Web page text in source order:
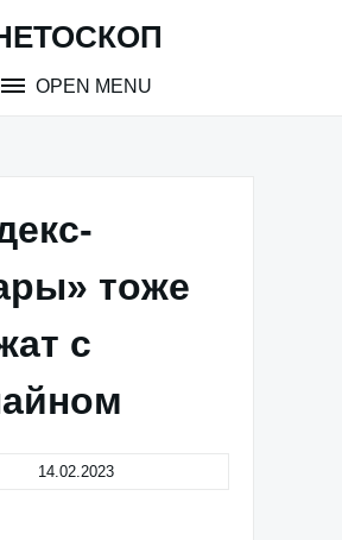
OPEN MENU
тоже
с
14.02.2023